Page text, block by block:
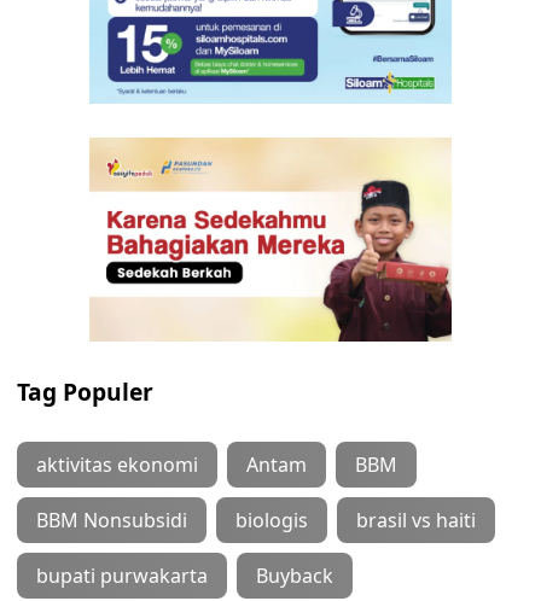
Tag Populer
aktivitas ekonomi Antam BBM
BBM Nonsubsidi biologis brasil vs haiti
bupati purwakarta Buyback